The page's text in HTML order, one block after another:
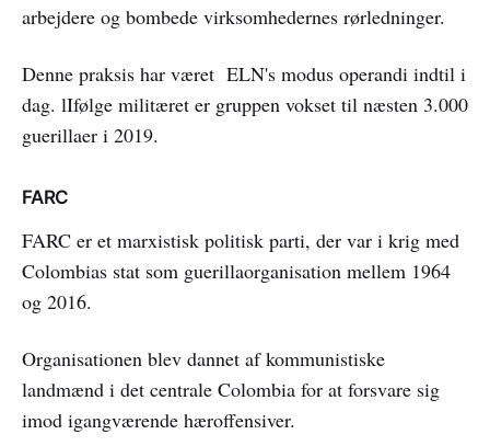
arbejdere og bombede virksomhedernes rørledninger.
Denne praksis har været ELN's modus operandi indtil i
dag. lIfølge militæret er gruppen vokset til næsten 3.000
guerillaer i 2019.
FARC
FARC er et marxistisk politisk parti, der var i krig med
Colombias stat som guerillaorganisation mellem 1964
og 2016.
Organisationen blev dannet af kommunistiske
landmænd i det centrale Colombia for at forsvare sig
imod igangværende hæroffensiver.